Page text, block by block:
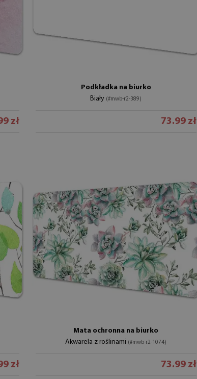
zł
Podkładka na biurko
Biały (#mwb-r2-389)
73.99 zł
zł
Mata ochronna na biurko
Akwarela z roślinami (#mwb-r2-1074)
73.99 zł